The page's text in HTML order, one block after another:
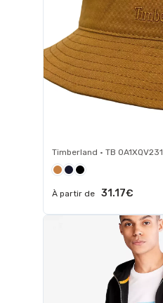
Timberland • TB 0A1XQV231
À partir de 31.17€